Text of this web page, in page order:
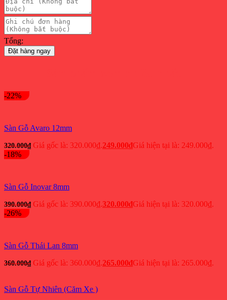
Tổng:
Đặt hàng ngay
-22%
Sàn Gỗ Avaro 12mm
320.000₫ Giá gốc là: 320.000₫.249.000₫Giá hiện tại là: 249.000₫.
-18%
Sàn Gỗ Inovar 8mm
390.000₫ Giá gốc là: 390.000₫.320.000₫Giá hiện tại là: 320.000₫.
-26%
Sàn Gỗ Thái Lan 8mm
360.000₫ Giá gốc là: 360.000₫.265.000₫Giá hiện tại là: 265.000₫.
Sàn Gỗ Tự Nhiên (Căm Xe )